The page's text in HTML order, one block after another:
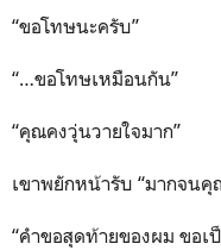
“ขอโทษนะครับ”
“…ขอโทษเหมือนกัน”
“คุณคงวุ่นวายใจมาก”
เขาพยักหน้ารับ “มากจนคุ
“คำขอสุดท้ายของผม ขอเ